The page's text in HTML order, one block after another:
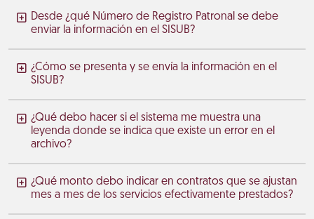
Desde ¿qué Número de Registro Patronal se debe
enviar la información en el SISUB?
¿Cómo se presenta y se envía la información en el
SISUB?
¿Qué debo hacer si el sistema me muestra una
leyenda donde se indica que existe un error en el
archivo?
¿Qué monto debo indicar en contratos que se ajustan
mes a mes de los servicios efectivamente prestados?